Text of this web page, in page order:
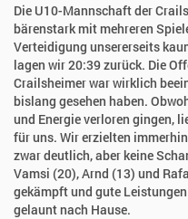
Die U10-Mannschaft der
bärenstark mit mehreren
Verteidigung unsererseits
lagen wir 20:39 zurück. Die
Crailsheimer war wirklich
bislang gesehen haben.
und Energie verloren gingen,
für uns. Wir erzielten
zwar deutlich, aber keine
Vamsi (20), Arnd (13) und
gekämpft und gute
gelaunt nach Hause.